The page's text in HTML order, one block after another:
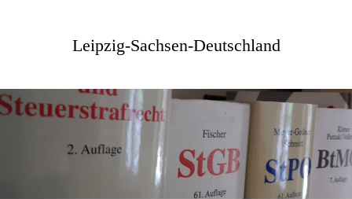
Leipzig-Sachsen-Deutschland